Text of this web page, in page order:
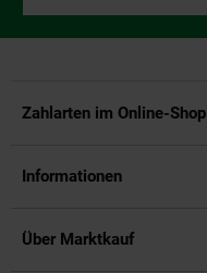
Zahlarten im Online-Shop
Informationen
Über Marktkauf